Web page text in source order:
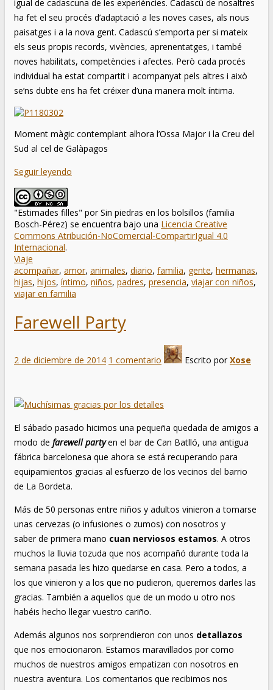
igual de cadascuna de les experiències. Cadascú de nosaltres
ha fet el seu procés d’adaptació a les noves cases, als nous
paisatges i a la nova gent. Cadascú s’emporta per si mateix
els seus propis records, vivències, aprenentatges, i també
noves habilitats, competències i afectes. Però cada procés
individual ha estat compartit i acompanyat pels altres i això
se’ns dubte ens ha fet créixer d’una manera molt íntima.
Moment màgic contemplant alhora l’Ossa Major i la Creu del
Sud al cel de Galàpagos
Seguir leyendo
"Estimades filles" porSin piedras en los bolsillos (familia
Bosch-Pérez) se encuentra bajo una Licencia Creative
Commons Atribución-NoComercial-CompartirIgual 4.0
Internacional.
Viaje
acompañar, amor, animales, diario, familia, gente, hermanas,
hijas, hijos, íntimo, niños, padres, presencia, viajar con niños,
viajar en familia
Farewell Party
2 de diciembre de 2014 1 comentario Escrito porXose
El sábado pasado hicimos una pequeña quedada de amigos a
modo de farewell partyen el bar de Can Batlló, una antigua
fábrica barcelonesa que ahora se está recuperando para
equipamientos gracias al esfuerzo de los vecinos del barrio
de La Bordeta.
Más de 50 personas entre niños y adultos vinieron a tomarse
unas cervezas (o infusiones o zumos) con nosotros y
saber de primera mano cuan nerviosos estamos. A otros
muchos la lluvia tozuda que nos acompañó durante toda la
semana pasada les hizo quedarse en casa. Pero a todos, a
los que vinieron y a los que no pudieron, queremos darles las
gracias. También a aquellos que de un modo u otro nos
habéis hecho llegar vuestro cariño.
Además algunos nos sorprendieron con unos detallazos
que nos emocionaron. Estamos maravillados por como
muchos de nuestros amigos empatizan con nosotros en
nuestra aventura. Los comentarios que recibimos nos